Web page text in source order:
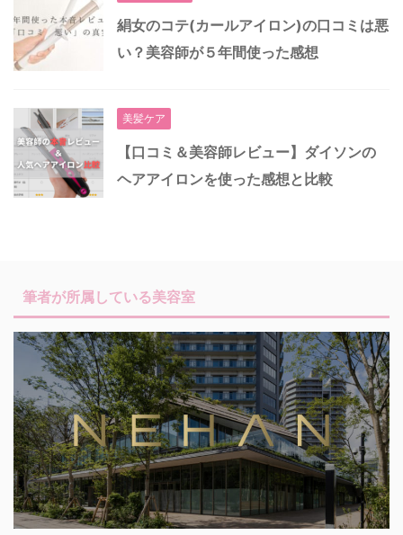
絹女のコテ(カールアイロン)の口コミは悪
い？美容師が５年間使った感想
美髪ケア
【口コミ＆美容師レビュー】ダイソンの
ヘアアイロンを使った感想と比較
筆者が所属している美容室